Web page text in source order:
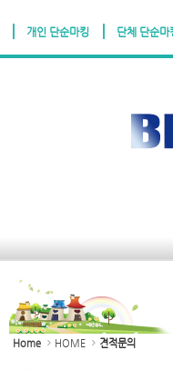
개인 단순마킹 단체 단순마
Home HOME 견적문의